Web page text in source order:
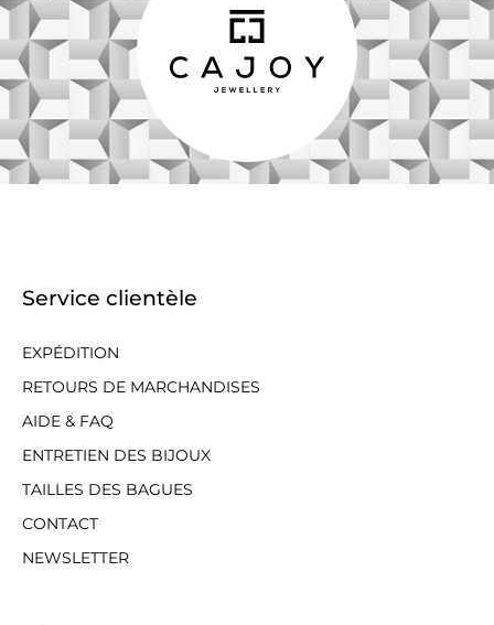
Service clientèle
EXPÉDITION
RETOURS DE MARCHANDISES
AIDE & FAQ
ENTRETIEN DES BIJOUX
TAILLES DES BAGUES
CONTACT
NEWSLETTER